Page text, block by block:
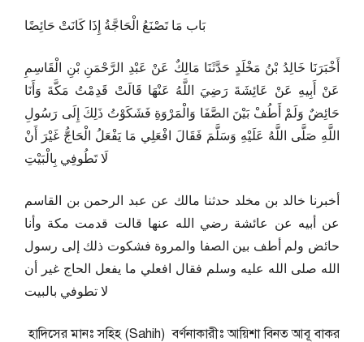
بَاب مَا تَصْنَعُ الْحَاجَّةُ إِذَا كَانَتْ حَائِضًا
أَخْبَرَنَا خَالِدُ بْنُ مَخْلَدٍ حَدَّثَنَا مَالِكٌ عَنْ عَبْدِ الرَّحْمَنِ بْنِ الْقَاسِمِ
عَنْ أَبِيهِ عَنْ عَائِشَةَ رَضِيَ اللَّهُ عَنْهَا قَالَتْ قَدِمْتُ مَكَّةَ وَأَنَا
حَائِضٌ وَلَمْ أَطُفْ بَيْنَ الصَّفَا وَالْمَرْوَةِ فَشَكَوْتُ ذَلِكَ إِلَى رَسُولِ
اللَّهِ صَلَّى اللَّهُ عَلَيْهِ وَسَلَّمَ فَقَالَ افْعَلِي مَا يَفْعَلُ الْحَاجُّ غَيْرَ أَنْ
لَا تَطُوفِي بِالْبَيْتِ
أخبرنا خالد بن مخلد حدثنا مالك عن عبد الرحمن بن القاسم
عن أبيه عن عائشة رضي الله عنها قالت قدمت مكة وأنا
حائض ولم أطف بين الصفا والمروة فشكوت ذلك إلى رسول
الله صلى الله عليه وسلم فقال افعلي ما يفعل الحاج غير أن
لا تطوفي بالبيت
হাদিসের মানঃ সহিহ (Sahih) বর্ণনাকারীঃ আয়িশা বিনত আবূ বাকর